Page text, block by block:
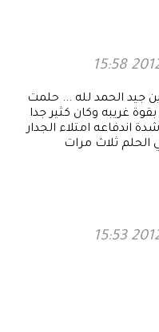
جيد الحمد لله ... حلمت
غريبه وكان كثير جدا
اندفاعه امتلاء الجدار
الحلم ثلاث مرات